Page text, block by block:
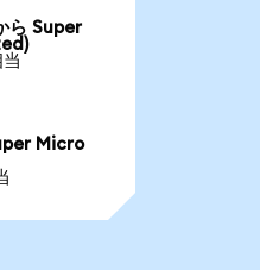
ら Super
Micro